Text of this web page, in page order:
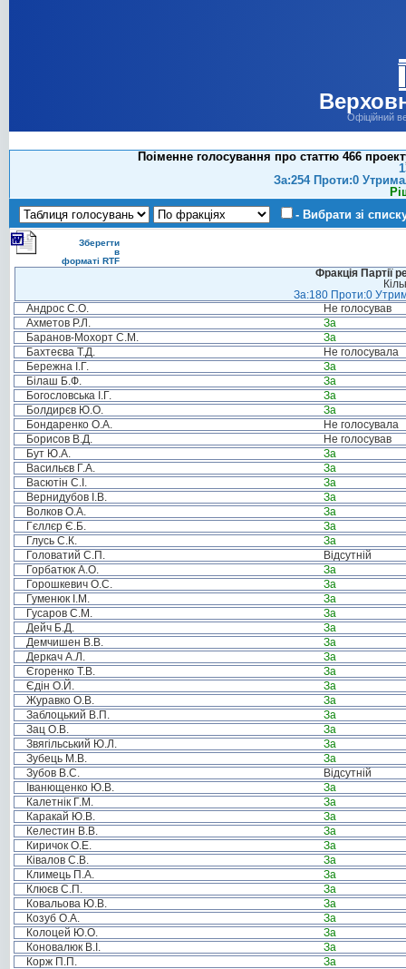
Офіційний
Поіменне голосування про статтю 466
За:254 Проти:0
- Вибрати зі
Зберегти
в
форматі RTF
Фракція Партії
За:180 Проти:0
Андрос С.О.
Не голосував
Ахметов Р.Л.
За
Баранов-Мохорт С.М.
За
Бахтеєва Т.Д.
Не голосувала
Бережна І.Г.
За
Білаш Б.Ф.
За
Богословська І.Г.
За
Болдирєв Ю.О.
За
Бондаренко О.А.
Не голосувала
Борисов В.Д.
Не голосував
Бут Ю.А.
За
Васильєв Г.А.
За
Васютін С.І.
За
Вернидубов І.В.
За
Волков О.А.
За
Гєллєр Є.Б.
За
Глусь С.К.
За
Головатий С.П.
Відсутній
Горбатюк А.О.
За
Горошкевич О.С.
За
Гуменюк І.М.
За
Гусаров С.М.
За
Дейч Б.Д.
За
Демчишен В.В.
За
Деркач А.Л.
За
Єгоренко Т.В.
За
Єдін О.Й.
За
Журавко О.В.
За
Заблоцький В.П.
За
Зац О.В.
За
Звягільський Ю.Л.
За
Зубець М.В.
За
Зубов В.С.
Відсутній
Іванющенко Ю.В.
За
Калетнік Г.М.
За
Каракай Ю.В.
За
Келестин В.В.
За
Киричок О.Е.
За
Ківалов С.В.
За
Климець П.А.
За
Клюєв С.П.
За
Ковальова Ю.В.
За
Козуб О.А.
За
Колоцей Ю.О.
За
Коновалюк В.І.
За
Корж П.П.
За